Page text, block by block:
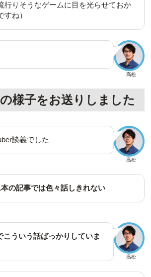
行りそうなゲームに目を光らせておか
すね）
高松
様子をお送りしました
高松
談義でした
本の記事では色々話しきれない
高松
こういう話ばっかりしていま